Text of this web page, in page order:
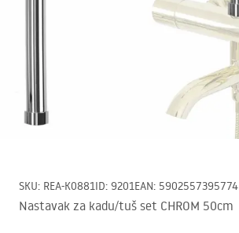
SKU: REA-K0881ID: 9201EAN: 5902557395774
Nastavak za kadu/tuš set CHROM 50cm